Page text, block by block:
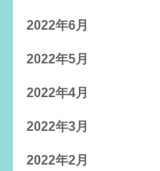
2022年6月
2022年5月
2022年4月
2022年3月
2022年2月